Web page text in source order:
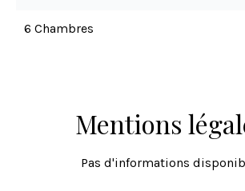
6 Chambres
Mentions
Pas d'informations